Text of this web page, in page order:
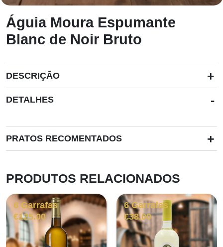
Águia Moura Espumante
Blanc de Noir Bruto
DESCRIÇÃO +
DETALHES -
PRATOS RECOMENTADOS +
PRODUTOS RELACIONADOS
6 Garrafas
€125.00
6 Garrafas
€38.00